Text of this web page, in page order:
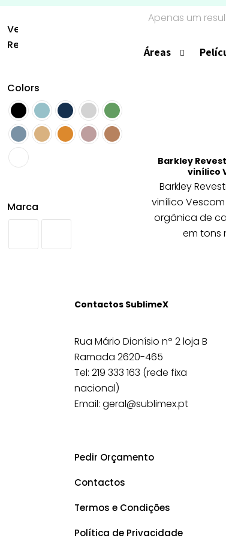
Áreas
Vescom
Revestimentos
Colors
Marca
Apenas um
Barkley
vinílico
Barkley
vinílico
orgânica de
em tons
Contactos SublimeX
Rua Mário Dionísio nº 2 loja B
Ramada 2620-465
Tel: 219 333 163 (rede fixa
nacional)
Email: geral@sublimex.pt
Pedir Orçamento
Contactos
Termos e Condições
Política de Privacidade